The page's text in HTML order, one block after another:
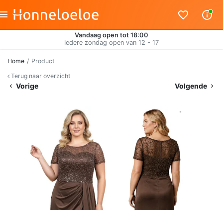
Vandaag open tot 18:00
Iedere zondag open van 12 - 17
Home
Product
Terug naar overzicht
Vorige Volgende